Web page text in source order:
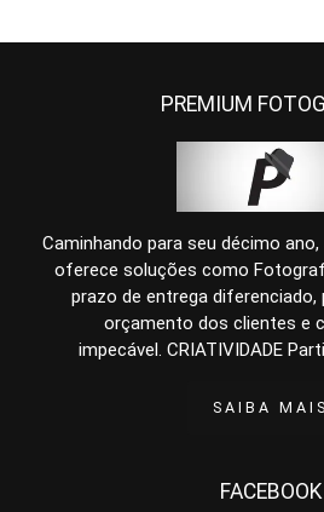
PREMIUM
Caminhando para seu décimo
oferece soluções como
prazo de entrega diferenciado,
orçamento dos clientes e
impecável. CRIATIVIDADE
SAIBA MAIS
FACEBOOK